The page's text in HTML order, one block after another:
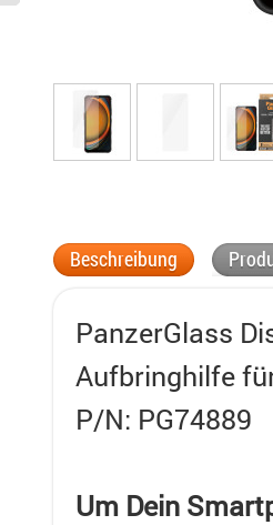
Beschreibung
PanzerGlass
Aufbringhilfe
P/N: PG74889
Um Dein